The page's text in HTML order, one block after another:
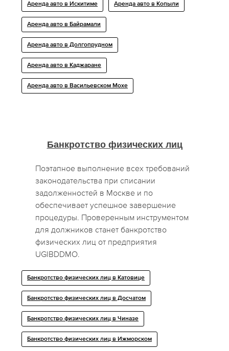
Аренда авто в Искитиме Аренда авто в Копыли
Аренда авто в Байрамали
Аренда авто в Долгопрудном
Аренда авто в Каджаране
Аренда авто в Васильевском Мохе
Банкротство физических лиц
Поэтапное выполнение всех требований
законодательства при списании
задолженностей в Москве и по
обеспечивает успешное завершение
процедуры. Проверенным инструментом
для должников станет банкротство
физических лиц от предприятия
UGIBDDMO.
Банкротство физических лиц в Катовице
Банкротство физических лиц в Досчатом
Банкротство физических лиц в Чиназе
Банкротство физических лиц в Ижморском